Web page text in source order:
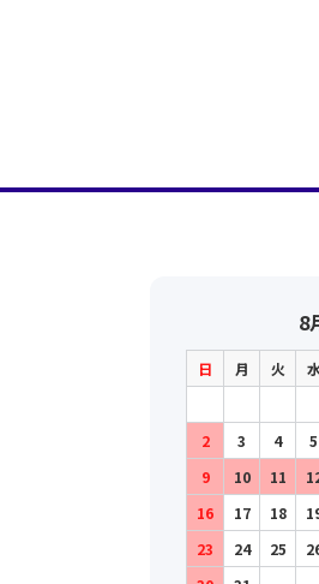
8
日 月 火
2
3 4 5
9
10 11
16
17 18
23
24 25